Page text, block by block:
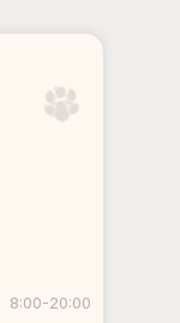
8:00-20:00